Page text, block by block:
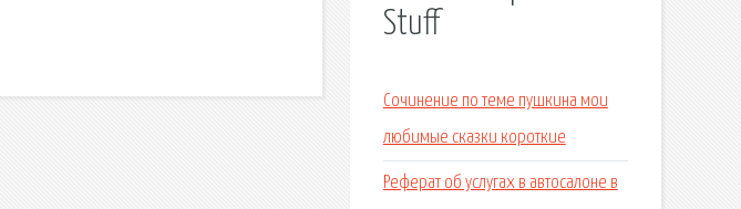
Stuff
Сочинение по теме пушкина мои
любимые сказки короткие
Реферат об услугах в автосалоне в